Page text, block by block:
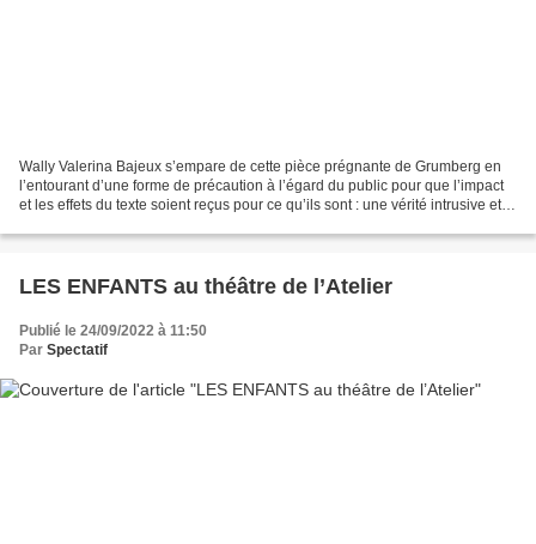
Wally Valerina Bajeux s’empare de cette pièce prégnante de Grumberg en
l’entourant d’une forme de précaution à l’égard du public pour que l’impact
et les effets du texte soient reçus pour ce qu’ils sont : une vérité intrusive et
LES ENFANTS au théâtre de l’Atelier
Publié le 24/09/2022 à 11:50
Par Spectatif